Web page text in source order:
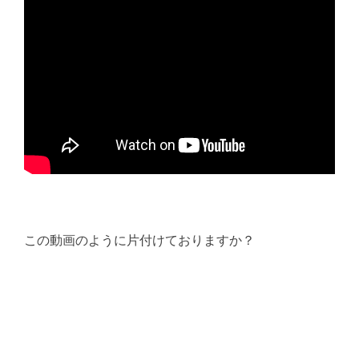
この動画のように片付けておりますか？